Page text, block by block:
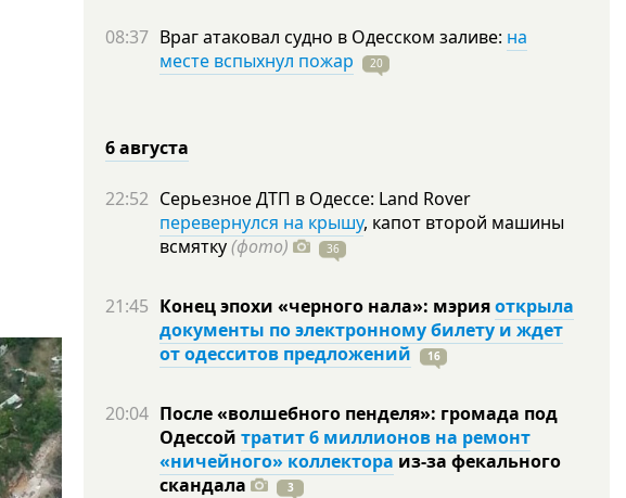
08:37 Враг атаковал судно в Одесском заливе: на
месте вспыхнул пожар
20
6 августа
22:52 Серьезное ДТП в Одессе: Land Rover
перевернулся на крышу, капот второй машины
всмятку(фото) 36
21:45 Конец эпохи «черного нала»: мэрияоткрыла
документы по электронному билету и ждет
от одесситов предложений
16
20:04 После «волшебного пенделя»: громада под
Одессой тратит 6 миллионов на ремонт
«ничейного» коллектора из-за фекального
скандала
3